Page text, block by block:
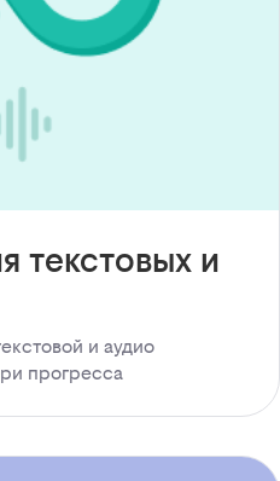
текстовых и
и аудио
прогресса